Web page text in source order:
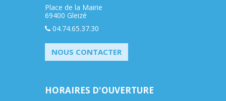
Place de la Mairie
69400 Gleizé
04.74.65.37.30
NOUS CONTACTER
HORAIRES D'OUVERTURE